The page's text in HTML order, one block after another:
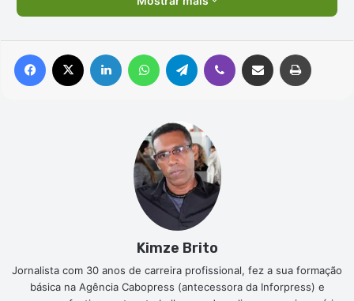
Facebook Linkedin WhatsAppTelegram Viber Compartilhar via e-mail
Kimze Brito
Jornalista com 30 anos de carreira profissional, fez a sua formação
básica na Agência Cabopress (antecessora da Inforpress) e